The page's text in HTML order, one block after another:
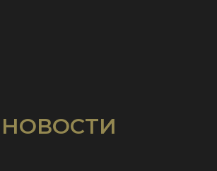
НОВОСТИ